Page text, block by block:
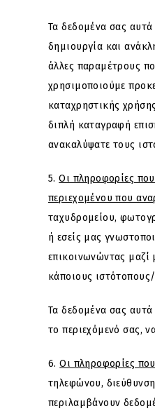
Τα δεδομένα σας
δημιουργία και
άλλες παραμέτρους
χρησιμοποιούμε
καταχρηστικής
διπλή καταγραφή
ανακαλύψατε τους
5.Οι πληροφορίες
περιεχομένου που
ταχυδρομείου,
ή εσείς μας
επικοινωνώντας
κάποιους
Τα δεδομένα σας
το περιεχόμενό σας,
6.Οι πληροφορίες
τηλεφώνου,
περιλαμβάνουν